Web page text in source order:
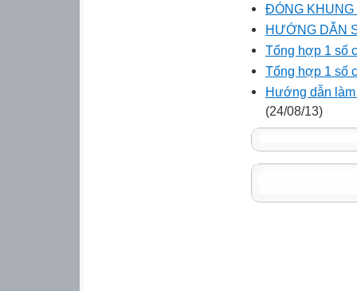
ĐÓNG
HƯỚNG DẪN
Tổng hợp 1 số
Tổng hợp 1 số
Hướng dẫn
(24/08/13)